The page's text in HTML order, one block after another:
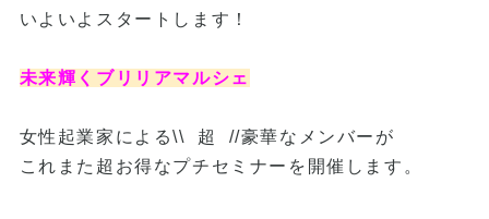
いよいよスタートします！
未来輝くブリリアマルシェ
女性起業家による\\ 超 //豪華なメンバーが
これまた超お得なプチセミナーを開催します。